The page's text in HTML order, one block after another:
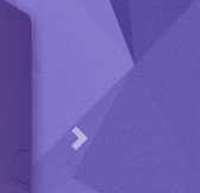
Следующая